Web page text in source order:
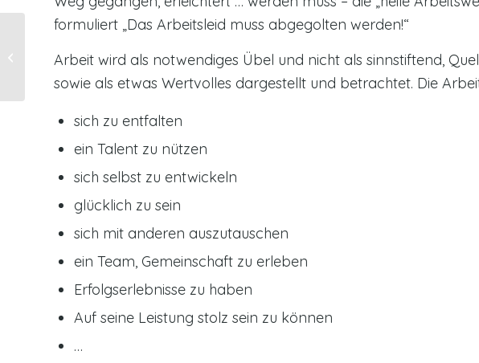
formuliert „Das Arbeitsleid muss abgegolten werden!“
Arbeit wird als notwendiges Übel und nicht als sinnstiftend,
sowie als etwas Wertvolles dargestellt und betrachtet. Die
sich zu entfalten
ein Talent zu nützen
sich selbst zu entwickeln
glücklich zu sein
sich mit anderen auszutauschen
ein Team, Gemeinschaft zu erleben
Erfolgserlebnisse zu haben
Auf seine Leistung stolz sein zu können
…
Zielgenaue
durch Erkennen der
Kompetenzen /